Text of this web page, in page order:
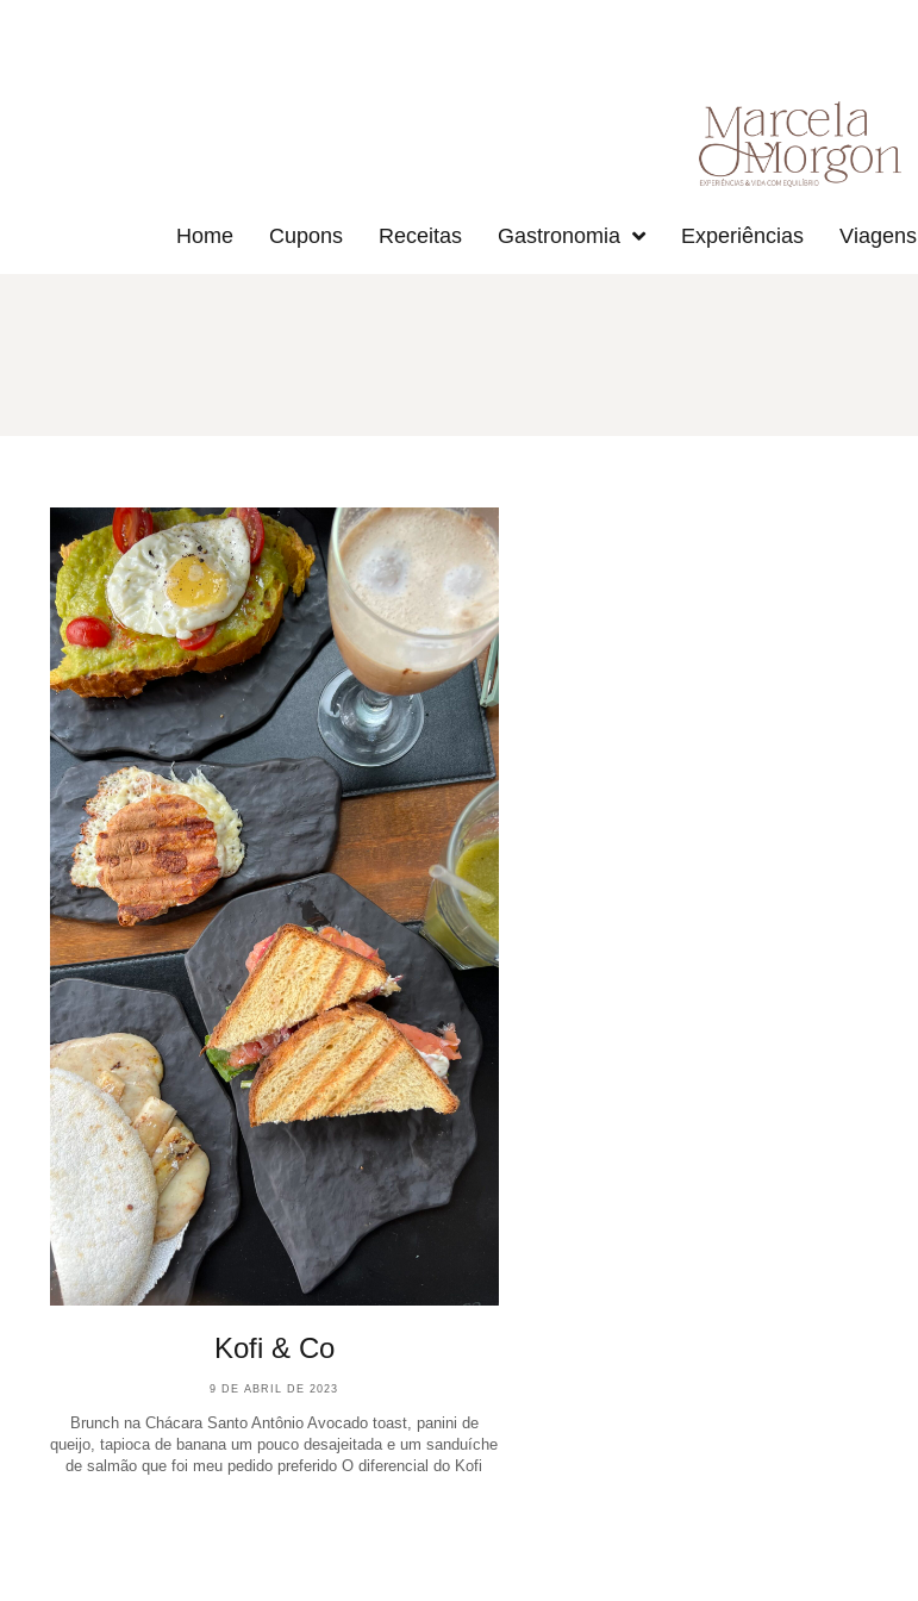
Home Cupons Receitas Gastronomia Experiências Viagens
Kofi & Co
9 DE ABRIL DE 2023
Brunch na Chácara Santo Antônio Avocado toast, panini de
queijo, tapioca de banana um pouco desajeitada e um sanduíche
de salmão que foi meu pedido preferido O diferencial do Kofi